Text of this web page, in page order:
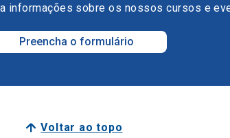
informações sobre os nossos cursos e
Preencha o formulário
Voltar ao topo